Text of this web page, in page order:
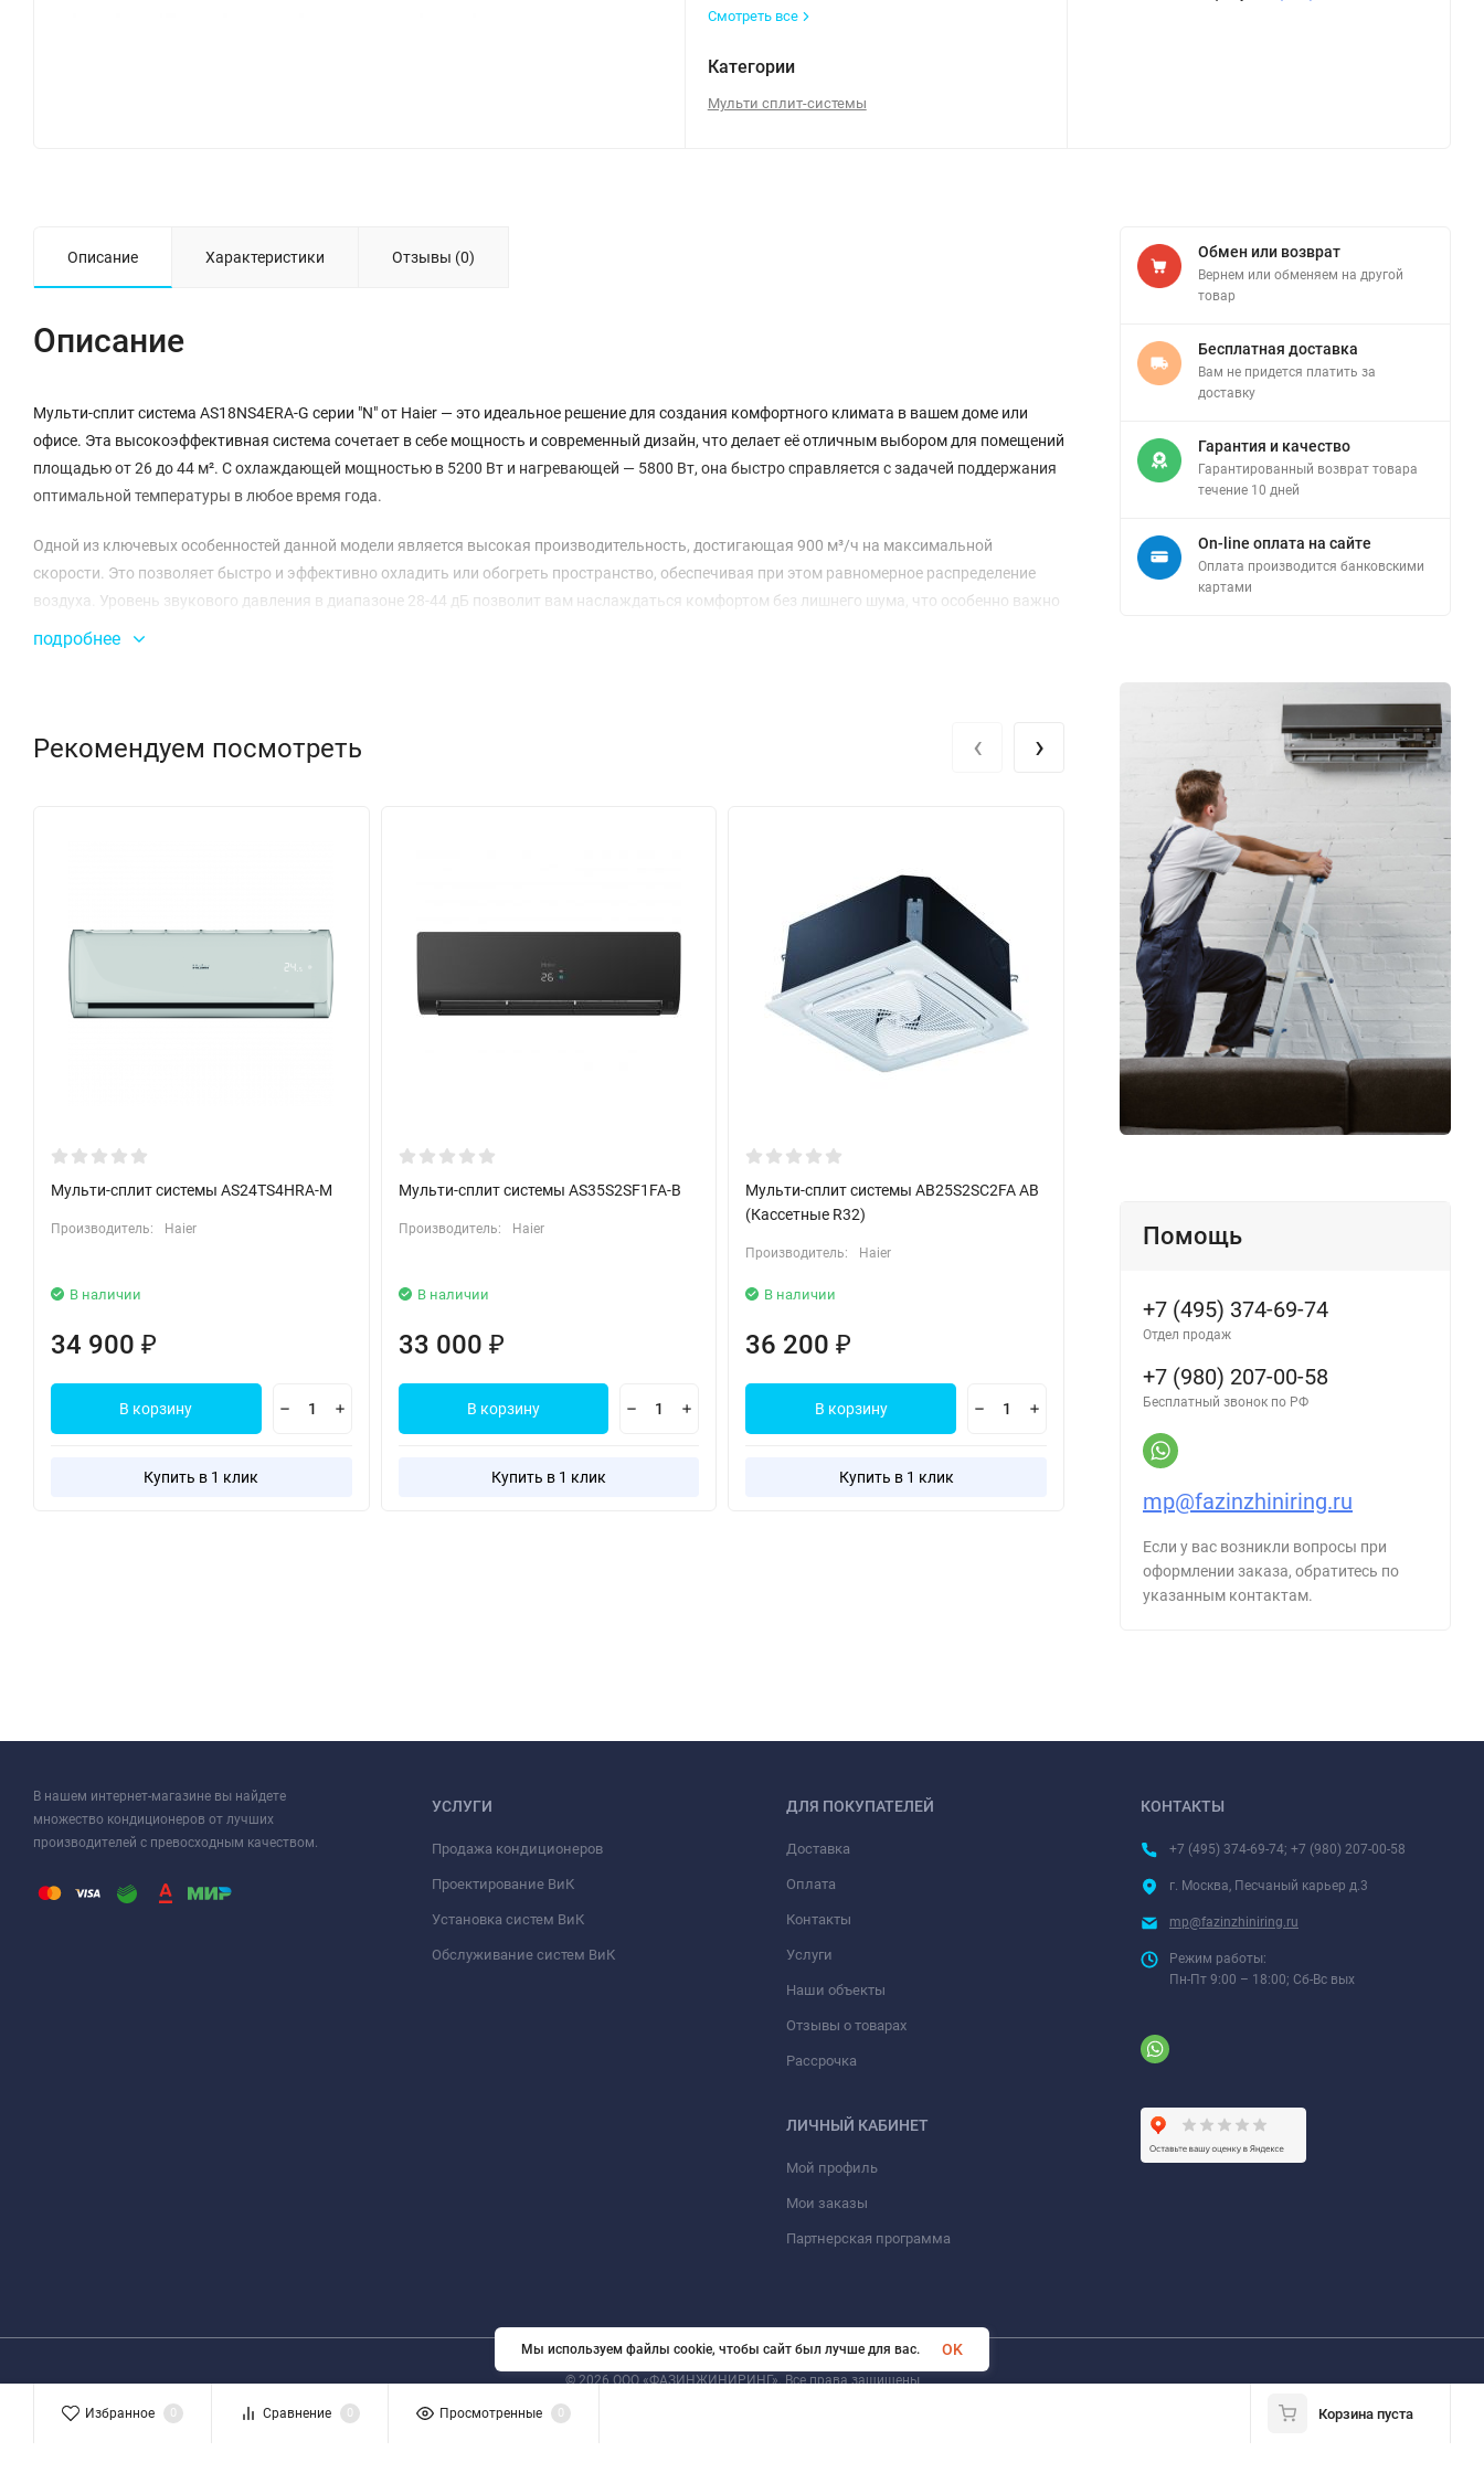
Смотреть все
Категории
Мульти сплит-системы
Описание Характеристики Отзывы (0)
Описание
Мульти-сплит система AS18NS4ERA-G серии "N" от Haier — это идеальное решение для создания комфортного климата в вашем доме или
офисе. Эта высокоэффективная система сочетает в себе мощность и современный дизайн, что делает её отличным выбором для помещений
площадью от 26 до 44 м². С охлаждающей мощностью в 5200 Вт и нагревающей — 5800 Вт, она быстро справляется с задачей поддержания
оптимальной температуры в любое время года.
Одной из ключевых особенностей данной модели является высокая производительность, достигающая 900 м³/ч на максимальной
скорости. Это позволяет быстро и эффективно охладить или обогреть пространство, обеспечивая при этом равномерное распределение
воздуха. Уровень звукового давления в диапазоне 28-44 дБ позволит вам наслаждаться комфортом без лишнего шума, что особенно важно
в жилых помещениях.
подробнее
Рекомендуем посмотреть
Мульти-сплит системы AS24TS4HRA-M
Производитель: Haier
В наличии
34 900 ₽
В корзину
Купить в 1 клик
Мульти-сплит системы AS35S2SF1FA-B
Производитель: Haier
В наличии
33 000 ₽
В корзину
Купить в 1 клик
Мульти-сплит системы AB25S2SC2FA AB
(Кассетные R32)
Производитель: Haier
В наличии
36 200₽
В корзину
Купить в 1 клик
Haier
34 100 ₽
В корзину
‹ ›
Обмен или возврат
Вернем или обменяем на другой
товар
Бесплатная доставка
Вам не придется платить за
доставку
Гарантия и качество
Гарантированный возврат товара
течение 10 дней
On-line оплата на сайте
Оплата производится банковскими
картами
Помощь
+7 (495) 374-69-74
Отдел продаж
+7 (980) 207-00-58
Бесплатный звонок по РФ
mp@fazinzhiniring.ru
Если у вас возникли вопросы при
оформлении заказа, обратитесь по
указанным контактам.
В нашем интернет-магазине вы найдете
множество кондиционеров от лучших
производителей с превосходным качеством.
УСЛУГИ
Продажа кондиционеров
Проектирование ВиК
Установка систем ВиК
Обслуживание систем ВиК
ДЛЯ ПОКУПАТЕЛЕЙ
Доставка
Оплата
Контакты
Услуги
Наши объекты
Отзывы о товарах
Рассрочка
ЛИЧНЫЙ КАБИНЕТ
Мой профиль
Мои заказы
Партнерская программа
КОНТАКТЫ
+7 (495) 374-69-74; +7 (980) 207-00-58
г. Москва, Песчаный карьер д.3
mp@fazinzhiniring.ru
Режим работы:
Пн-Пт 9:00 – 18:00; Сб-Вс вых
© 2026 ООО «ФАЗИНЖИНИРИНГ». Все права защищены
Избранное 0 Сравнение 0 Просмотренные 0 Корзина пуста
Мы используем файлы cookie, чтобы сайт был лучше для вас. OK